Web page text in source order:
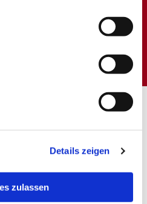
Details zeigen
zulassen
Sie auch